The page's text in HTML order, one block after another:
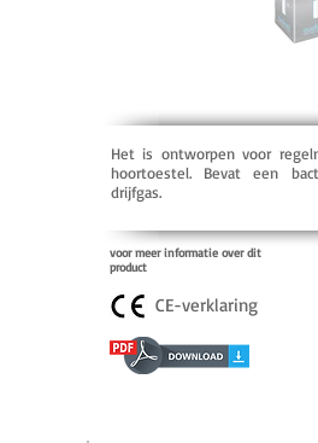
Het is ontworpen voor
hoortoestel. Bevat een
drijfgas.
voor meer informatie over dit
product
CE-verklaring